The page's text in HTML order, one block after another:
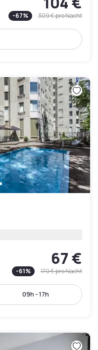
-67% 309 €pro Nacht
67 €
-61% 170 €pro Nacht
09h - 17h